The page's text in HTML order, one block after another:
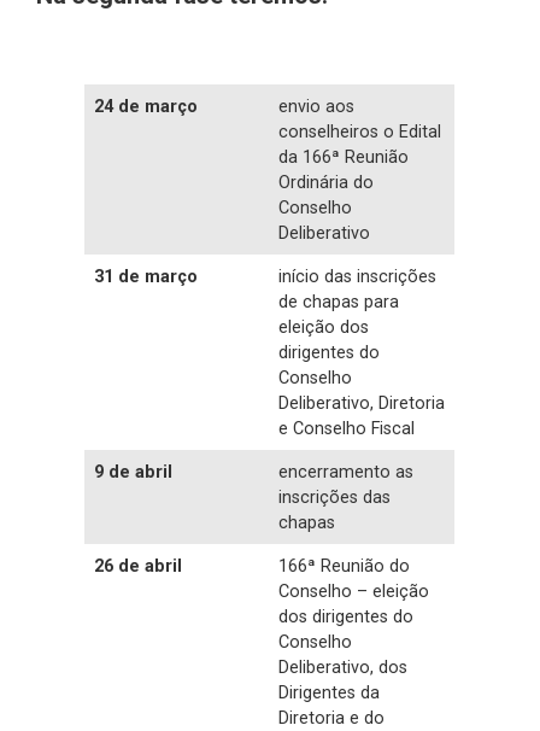
24 de março
envio aos
conselheiros o Edital
da 166ª Reunião
Ordinária do
Conselho
Deliberativo
31 de março
início das inscrições
de chapas para
eleição dos
dirigentes do
Conselho
Deliberativo, Diretoria
e Conselho Fiscal
9 de abril
encerramento as
inscrições das
chapas
26 de abril
166ª Reunião do
Conselho – eleição
dos dirigentes do
Conselho
Deliberativo, dos
Dirigentes da
Diretoria e do